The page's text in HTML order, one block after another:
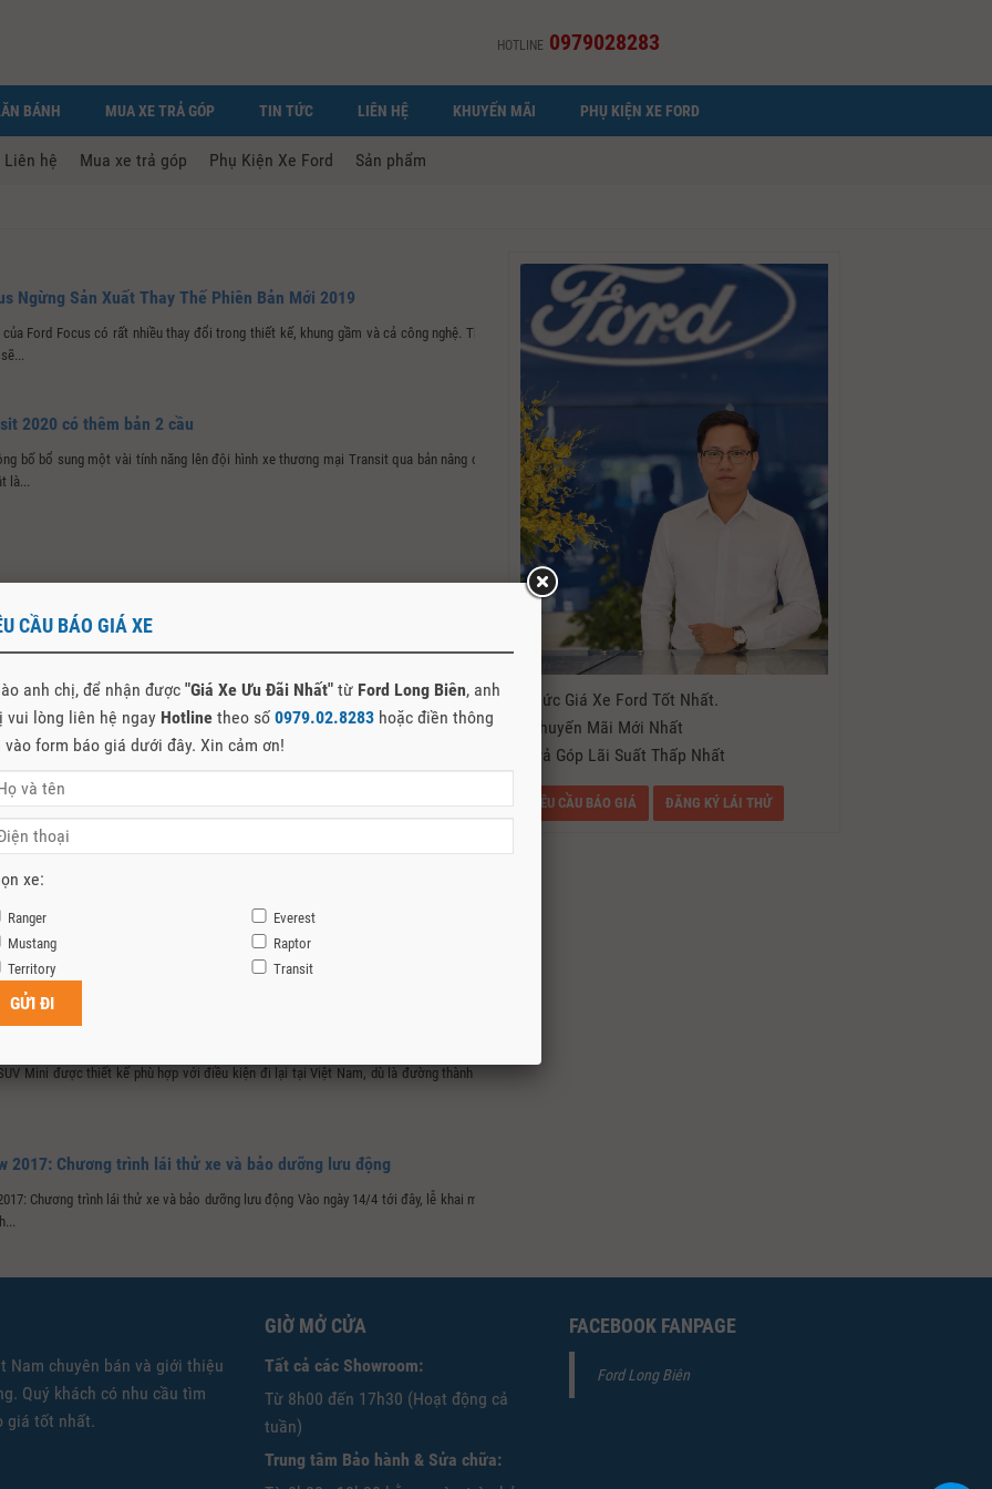
HOTLINE 0979028283
BÁNH MUA XE TRẢ GÓP TIN TỨC LIÊN HỆ KHUYẾN MÃI PHỤ KIỆN XE FORD
Liên hệ Mua xe trả góp Phụ Kiện Xe Ford Sản phẩm
Ngừng Sản Xuất Thay Thế Phiên Bản Mới 2019
Ford Focus có rất nhiều thay đổi trong thiết kế, khung gầm và cả công nghệ. Thời
2020 có thêm bản 2 cầu
bố bổ sung một vài tính năng lên đội hình xe thương mại Transit qua bản nâng cấp
là...
Ford Tại Hà Nội
Việt Nam đã có 9 đại lý chính chính thức, đạt tiêu chuẩn 5S của Ford Việt Nam trên
Ranger “áp đảo” tại cuộc thi Offroad mừng PVC 5 tuổi
bãi giữa sông Hồng, Hà Nội, Câu lạc bộ bán tải Việt Nam PVC đã tổ chức sự kiện chào
dùng đánh giá ưu/nhược điểm Ford Everest
tiêu dùng Việt Nam, Ford Everest được biết tới là mẫu SUV hạng trung ổn định, bền bỉ
dùng đánh giá ưu nhược điểm Ford EcoSport sau một thời gian
Mini được thiết kế phù hợp với điều kiện đi lại tại Việt Nam, dù là đường thành thị
2017: Chương trình lái thử xe và bảo dưỡng lưu động
Chương trình lái thử xe và bảo dưỡng lưu động Vào ngày 14/4 tới đây, lễ khai mạc
- Mức Giá Xe Ford Tốt Nhất.
- Khuyến Mãi Mới Nhất
- Trả Góp Lãi Suất Thấp Nhất
YÊU CẦU BÁO GIÁ ĐĂNG KÝ LÁI THỬ
Nam chuyên bán và giới thiệu
Quý khách có nhu cầu tìm
giá tốt nhất.
GIỜ MỞ CỬA
Tất cả các Showroom:
Từ 8h00 đến 17h30 (Hoạt động cả
tuần)
Trung tâm Bảo hành & Sửa chữa:
FACEBOOK FANPAGE
Ford Long Biên
CẦU BÁO GIÁ XE
anh chị, để nhận được "Giá Xe Ưu Đãi Nhất" từ Ford Long Biên, anh
vui lòng liên hệ ngay Hotline theo số 0979.02.8283 hoặc điền thông
vào form báo giá dưới đây. Xin cảm ơn!
xe:
Ranger
Everest
Mustang
Raptor
Territory
Transit